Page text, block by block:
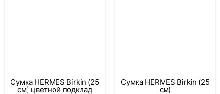
Сумка HERMES Birkin (25
см) цветной подклад
Сумка HERMES Birkin (25
см)